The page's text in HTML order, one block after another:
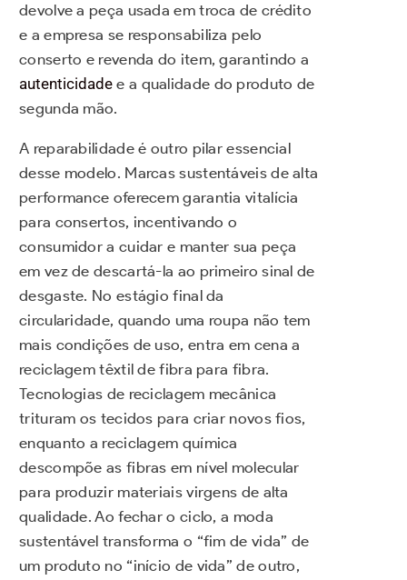
devolve a peça usada em troca de crédito
e a empresa se responsabiliza pelo
conserto e revenda do item, garantindo a
autenticidade e a qualidade do produto de
segunda mão.
A reparabilidade é outro pilar essencial
desse modelo. Marcas sustentáveis de alta
performance oferecem garantia vitalícia
para consertos, incentivando o
consumidor a cuidar e manter sua peça
em vez de descartá-la ao primeiro sinal de
desgaste. No estágio final da
circularidade, quando uma roupa não tem
mais condições de uso, entra em cena a
reciclagem têxtil de fibra para fibra.
Tecnologias de reciclagem mecânica
trituram os tecidos para criar novos fios,
enquanto a reciclagem química
descompõe as fibras em nível molecular
para produzir materiais virgens de alta
qualidade. Ao fechar o ciclo, a moda
sustentável transforma o “fim de vida” de
um produto no “início de vida” de outro,